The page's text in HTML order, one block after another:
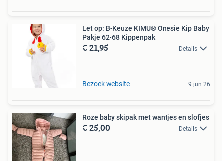
Let op: B-Keuze KIMU® Onesie Kip Baby
Pakje 62-68 Kippenpak
€ 21,95 Details
Bezoek website 9 jun 26
Roze baby skipak met wantjes en slofjes
€ 25,00 Details